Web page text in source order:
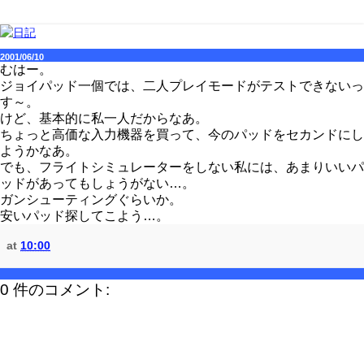
2001/06/10
むはー。
ジョイパッド一個では、二人プレイモードがテストできないっ
す～。
けど、基本的に私一人だからなあ。
ちょっと高価な入力機器を買って、今のパッドをセカンドにし
ようかなあ。
でも、フライトシミュレーターをしない私には、あまりいいパ
ッドがあってもしょうがない…。
ガンシューティングぐらいか。
安いパッド探してこよう…。
at 10:00
0 件のコメント: